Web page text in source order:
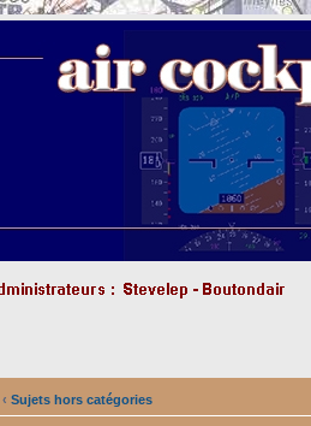
‹ Sujets hors catégories